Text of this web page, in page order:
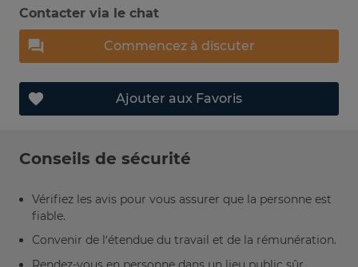
Contacter via le chat
Commencez à discuter
Ajouter aux Favoris
Conseils de sécurité
Vérifiez les avis pour vous assurer que la personne est
fiable.
Convenir de l’étendue du travail et de la rémunération.